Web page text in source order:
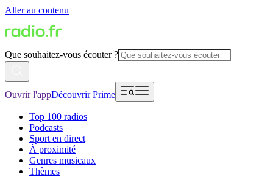
Aller au contenu
Que souhaitez-vous écouter ?
Ouvrir l'appDécouvrir Prime
Top 100 radios
Podcasts
Sport en direct
À proximité
Genres musicaux
Thèmes